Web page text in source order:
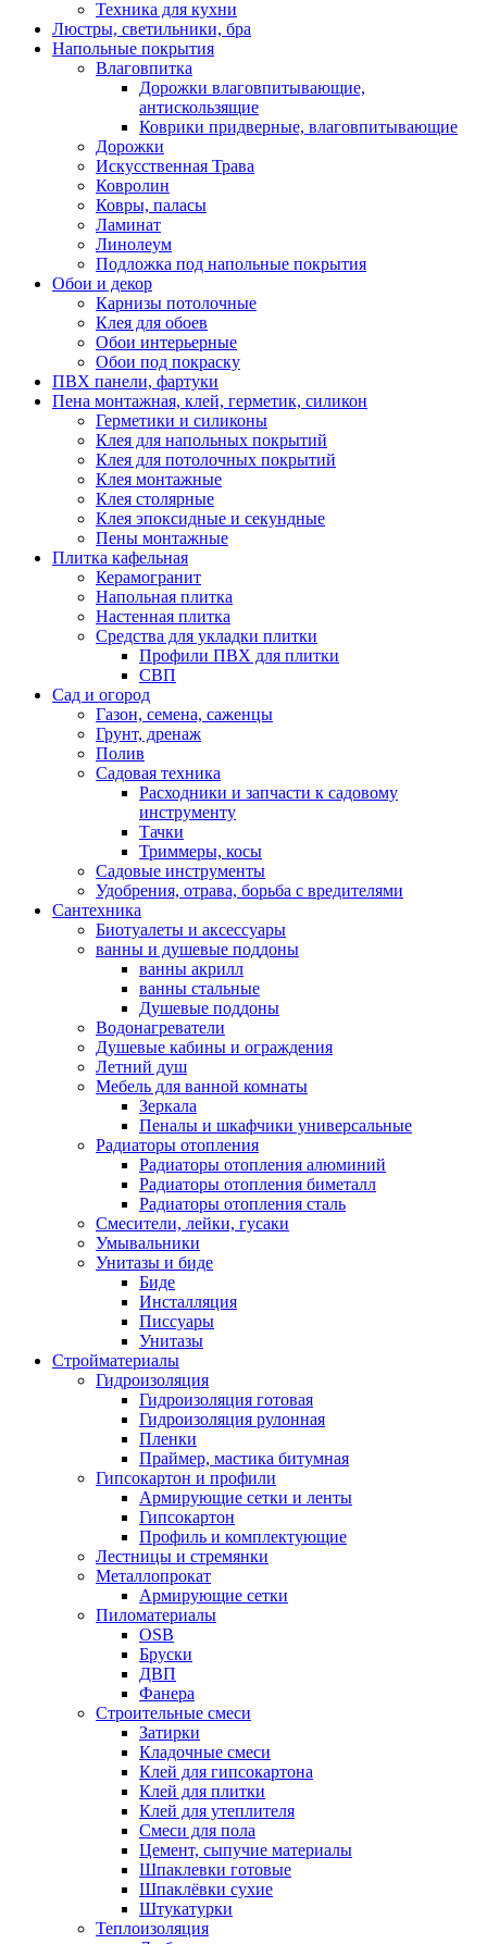
Техника для кухни
Люстры, светильники, бра
Напольные покрытия
Влаговпитка
Дорожки влаговпитывающие,
антискользящие
Коврики придверные, влаговпитывающие
Дорожки
Искусственная Трава
Ковролин
Ковры, паласы
Ламинат
Линолеум
Подложка под напольные покрытия
Обои и декор
Карнизы потолочные
Клея для обоев
Обои интерьерные
Обои под покраску
ПВХ панели, фартуки
Пена монтажная, клей, герметик, силикон
Герметики и силиконы
Клея для напольных покрытий
Клея для потолочных покрытий
Клея монтажные
Клея столярные
Клея эпоксидные и секундные
Пены монтажные
Плитка кафельная
Керамогранит
Напольная плитка
Настенная плитка
Средства для укладки плитки
Профили ПВХ для плитки
СВП
Сад и огород
Газон, семена, саженцы
Грунт, дренаж
Полив
Садовая техника
Расходники и запчасти к садовому
инструменту
Тачки
Триммеры, косы
Садовые инструменты
Удобрения, отрава, борьба с вредителями
Сантехника
Биотуалеты и аксессуары
ванны и душевые поддоны
ванны акрилл
ванны стальные
Душевые поддоны
Водонагреватели
Душевые кабины и ограждения
Летний душ
Мебель для ванной комнаты
Зеркала
Пеналы и шкафчики универсальные
Радиаторы отопления
Радиаторы отопления алюминий
Радиаторы отопления биметалл
Радиаторы отопления сталь
Смесители, лейки, гусаки
Умывальники
Унитазы и биде
Биде
Инсталляция
Писсуары
Унитазы
Стройматериалы
Гидроизоляция
Гидроизоляция готовая
Гидроизоляция рулонная
Пленки
Праймер, мастика битумная
Гипсокартон и профили
Армирующие сетки и ленты
Гипсокартон
Профиль и комплектующие
Лестницы и стремянки
Металлопрокат
Армирующие сетки
Пиломатериалы
OSB
Бруски
ДВП
Фанера
Строительные смеси
Затирки
Кладочные смеси
Клей для гипсокартона
Клей для плитки
Клей для утеплителя
Смеси для пола
Цемент, сыпучие материалы
Шпаклевки готовые
Шпаклёвки сухие
Штукатурки
Теплоизоляция